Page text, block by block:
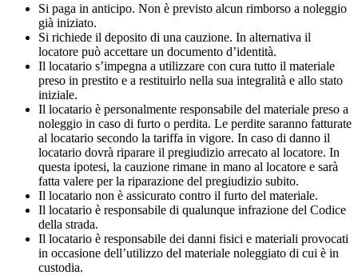
Si paga in anticipo. Non è previsto alcun rimborso a noleggio
già iniziato.
Si richiede il deposito di una cauzione. In alternativa il
locatore può accettare un documento d’identità.
Il locatario s’impegna a utilizzare con cura tutto il materiale
preso in prestito e a restituirlo nella sua integralità e allo stato
iniziale.
Il locatario è personalmente responsabile del materiale preso a
noleggio in caso di furto o perdita. Le perdite saranno fatturate
al locatario secondo la tariffa in vigore. In caso di danno il
locatario dovrà riparare il pregiudizio arrecato al locatore. In
questa ipotesi, la cauzione rimane in mano al locatore e sarà
fatta valere per la riparazione del pregiudizio subito.
Il locatario non è assicurato contro il furto del materiale.
Il locatario è responsabile di qualunque infrazione del Codice
della strada.
Il locatario è responsabile dei danni fisici e materiali provocati
in occasione dell’utilizzo del materiale noleggiato di cui è in
custodia.